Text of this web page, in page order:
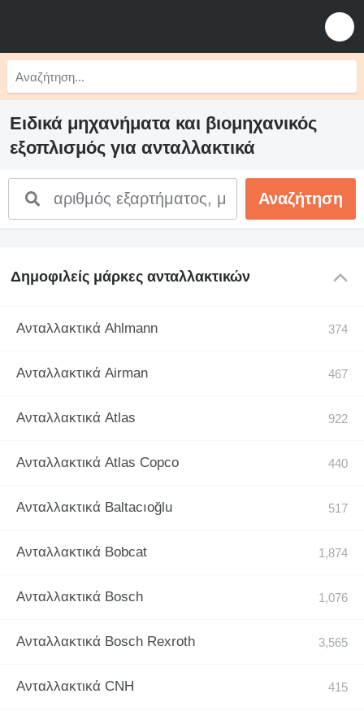
Ειδικά μηχανήματα και βιομηχανικός
εξοπλισμός για ανταλλακτικά
Δημοφιλείς μάρκες ανταλλακτικών
Ανταλλακτικά Ahlmann
Ανταλλακτικά Airman
Ανταλλακτικά Atlas
Ανταλλακτικά Atlas Copco
Ανταλλακτικά Baltacıoğlu
Ανταλλακτικά Bobcat
Ανταλλακτικά Bosch
Ανταλλακτικά Bosch Rexroth
Ανταλλακτικά CNH